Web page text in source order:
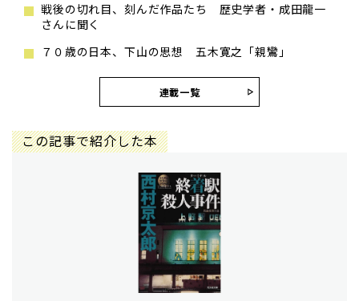
戦後の切れ目、刻んだ作品たち 歴史学者・成田龍一
さんに聞く
７０歳の日本、下山の思想 五木寛之「親鸞」
連載一覧
この記事で紹介した本